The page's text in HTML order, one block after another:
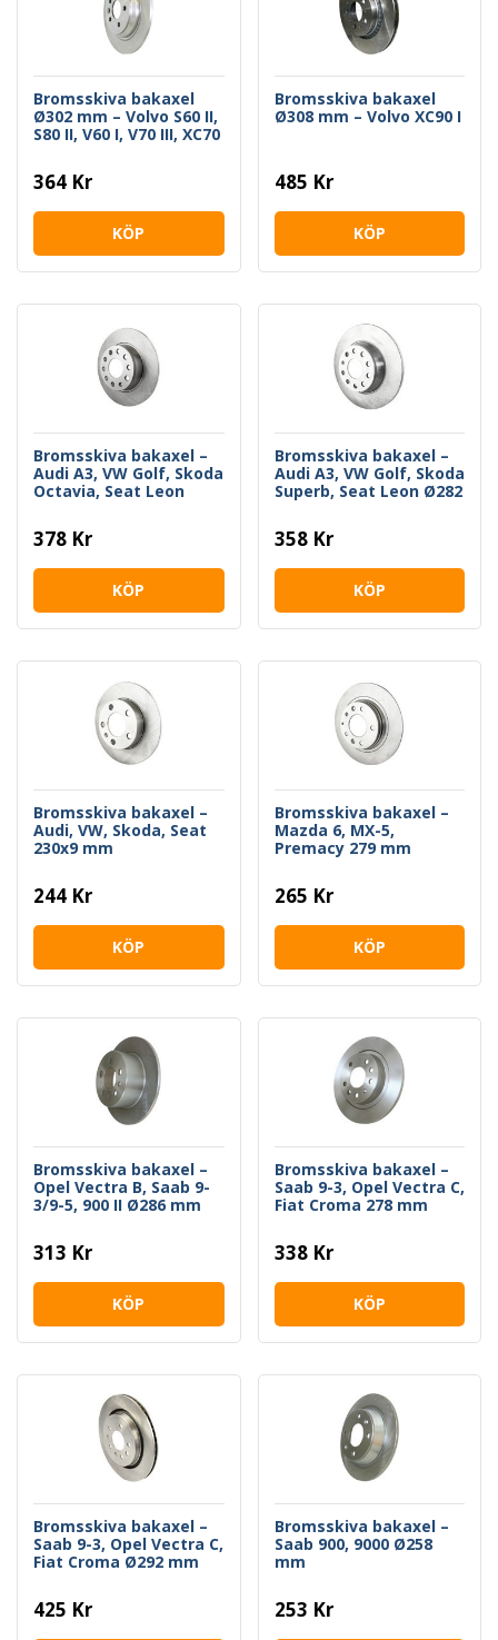
Bromsskiva bakaxel
Ø302 mm – Volvo S60 II,
S80 II, V60 I, V70 III, XC70
364 Kr
KÖP
Bromsskiva bakaxel
Ø308 mm – Volvo XC90 I
485 Kr
KÖP
Bromsskiva bakaxel –
Audi A3, VW Golf, Skoda
Octavia, Seat Leon
378 Kr
KÖP
Bromsskiva bakaxel –
Audi A3, VW Golf, Skoda
Superb, Seat Leon Ø282
358 Kr
KÖP
Bromsskiva bakaxel –
Audi, VW, Skoda, Seat
230x9 mm
244 Kr
KÖP
Bromsskiva bakaxel –
Mazda 6, MX-5,
Premacy 279 mm
265 Kr
KÖP
Bromsskiva bakaxel –
Opel Vectra B, Saab 9-
3/9-5, 900 II Ø286 mm
313 Kr
KÖP
Bromsskiva bakaxel –
Saab 9-3, Opel Vectra C,
Fiat Croma 278 mm
338 Kr
KÖP
Bromsskiva bakaxel –
Saab 9-3, Opel Vectra C,
Fiat Croma Ø292 mm
425 Kr
Bromsskiva bakaxel –
Saab 900, 9000 Ø258
mm
253 Kr